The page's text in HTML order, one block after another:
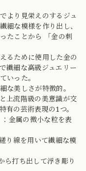
より見栄えのするジュ
細な模様を作り出し、
たことから 「金の刺
るために使用した金の
繊細な高級ジュエリー
いった。
な美しさが特徴的。
上流階級の美意識が交
有の芸術表現の1つ。
金属の微小な粒を表
り線を用いて繊細な模
ら打ち出して浮き彫り